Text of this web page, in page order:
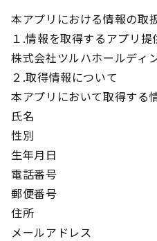
本アプリにおける情報の取
１.情報を取得するアプリ
株式会社ツルハホールディ
２.取得情報について
本アプリにおいて取得する
氏名
性別
生年月日
電話番号
郵便番号
住所
メールアドレス